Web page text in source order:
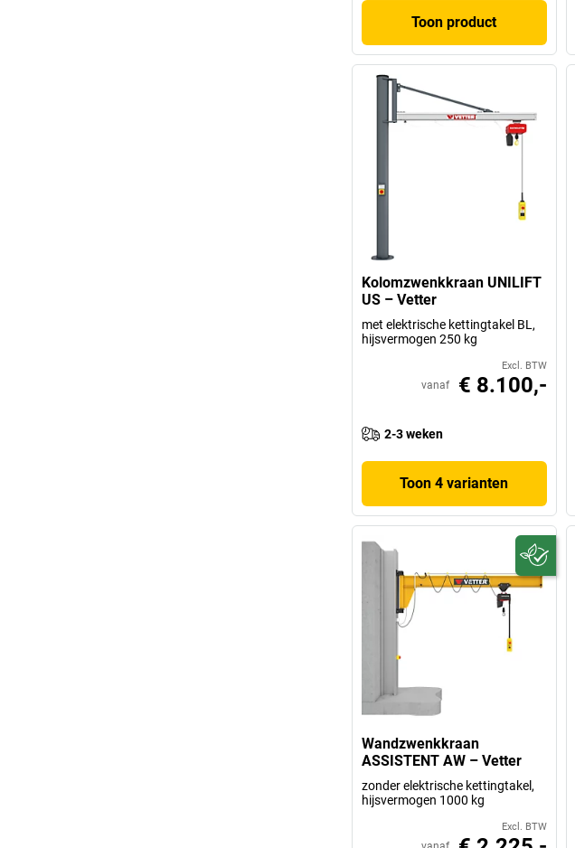
Toon product
Kolomzwenkkraan UNILIFT
US – Vetter
met elektrische kettingtakel BL,
hijsvermogen 250 kg
Excl. BTW
vanaf € 8.100,-
2-3 weken
Toon 4 varianten
Wandzwenkkraan
ASSISTENT AW – Vetter
zonder elektrische kettingtakel,
hijsvermogen 1000 kg
Excl. BTW